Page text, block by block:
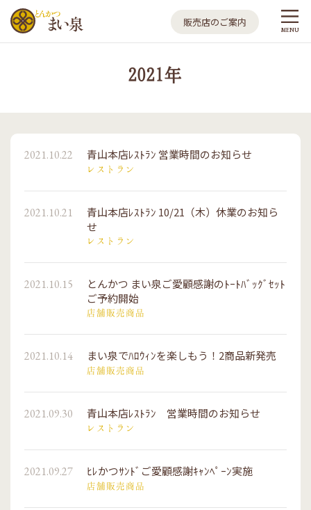
とんかつ まい泉
販売店のご案内
MENU
2021年
2021.10.22 青山本店ﾚｽﾄﾗﾝ 営業時間のお知らせ
レストラン
2021.10.21
青山本店ﾚｽﾄﾗﾝ 10/21（木）休業のお知ら
せ
レストラン
2021.10.15
とんかつ まい泉ご愛顧感謝のﾄｰﾄﾊﾞｯｸﾞｾｯﾄ
ご予約開始
店舗販売商品
2021.10.14 まい泉でﾊﾛｳｨﾝを楽しもう！2商品新発売
店舗販売商品
2021.09.30 青山本店ﾚｽﾄﾗﾝ 営業時間のお知らせ
レストラン
2021.09.27 ﾋﾚかつｻﾝﾄﾞご愛顧感謝ｷｬﾝﾍﾟｰﾝ実施
店舗販売商品